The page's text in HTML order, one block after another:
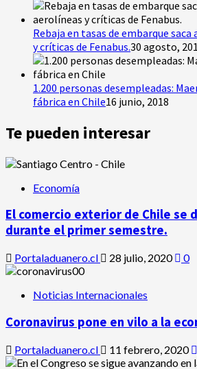
Rebaja en tasas de embarque
y críticas de Fenabus.30 agosto,
1.200 personas desempleadas:
fábrica en Chile16 junio, 2018
Te pueden interesar
Economía
El comercio exterior de Chile se
durante el primer semestre.
Portaladuanero.cl 28 julio, 2020 0
Noticias Internacionales
Coronavirus pone en vilo a la
Portaladuanero.cl 11 febrero, 2020